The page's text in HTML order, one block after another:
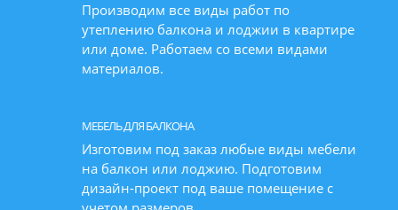
Производим все виды работ по
утеплению балкона и лоджии в квартире
или доме. Работаем со всеми видами
материалов.
МЕБЕЛЬ ДЛЯ БАЛКОНА
Изготовим под заказ любые виды мебели
на балкон или лоджию. Подготовим
дизайн-проект под ваше помещение с